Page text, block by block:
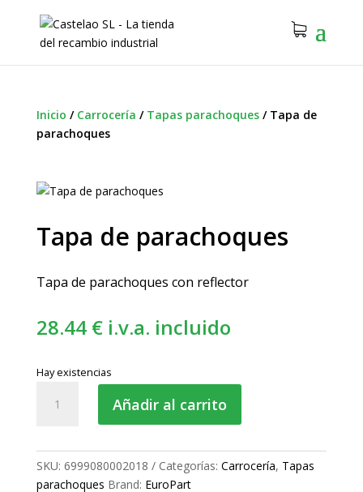
Inicio / Carrocería / Tapas parachoques/ Tapa de
parachoques
Tapa de parachoques
Tapa de parachoques con reflector
28.44 € i.v.a. incluido
Hay existencias
parachoques
Añadir al carrito
SKU: 6999080002018 Categorías: Carrocería, Tapas
parachoques Brand: EuroPart